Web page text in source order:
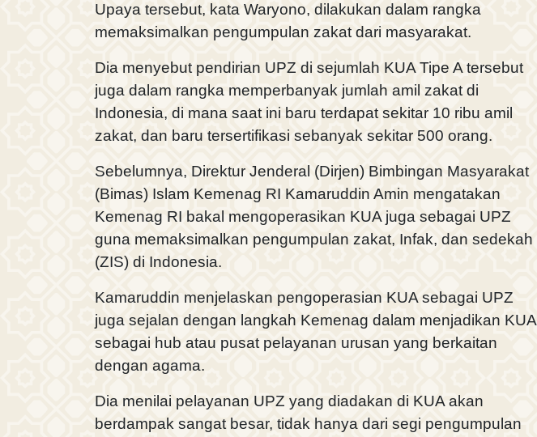
Upaya tersebut, kata Waryono, dilakukan dalam rangka
memaksimalkan pengumpulan zakat dari masyarakat.
Dia menyebut pendirian UPZ di sejumlah KUA Tipe A tersebut
juga dalam rangka memperbanyak jumlah amil zakat di
Indonesia, di mana saat ini baru terdapat sekitar 10 ribu amil
zakat, dan baru tersertifikasi sebanyak sekitar 500 orang.
Sebelumnya, Direktur Jenderal (Dirjen) Bimbingan Masyarakat
(Bimas) Islam Kemenag RI Kamaruddin Amin mengatakan
Kemenag RI bakal mengoperasikan KUA juga sebagai UPZ
guna memaksimalkan pengumpulan zakat, Infak, dan sedekah
(ZIS) di Indonesia.
Kamaruddin menjelaskan pengoperasian KUA sebagai UPZ
juga sejalan dengan langkah Kemenag dalam menjadikan KUA
sebagai hub atau pusat pelayanan urusan yang berkaitan
dengan agama.
Dia menilai pelayanan UPZ yang diadakan di KUA akan
berdampak sangat besar, tidak hanya dari segi pengumpulan